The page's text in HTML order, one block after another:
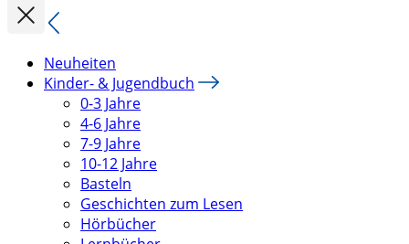
Neuheiten
Kinder- & Jugendbuch
0-3 Jahre
4-6 Jahre
7-9 Jahre
10-12 Jahre
Basteln
Geschichten zum Lesen
Hörbücher